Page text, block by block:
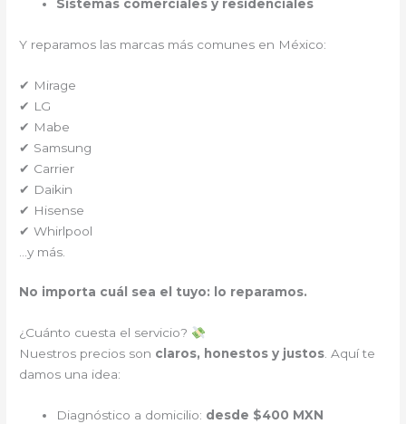
Sistemas comerciales y residenciales
Y reparamos las marcas más comunes en México:
✔ Mirage
✔ LG
✔ Mabe
✔ Samsung
✔ Carrier
✔ Daikin
✔ Hisense
✔ Whirlpool
…y más.
No importa cuál sea el tuyo: lo reparamos.
¿Cuánto cuesta el servicio?
Nuestros precios son claros, honestos y justos. Aquí te
damos una idea:
Diagnóstico a domicilio: desde $400 MXN